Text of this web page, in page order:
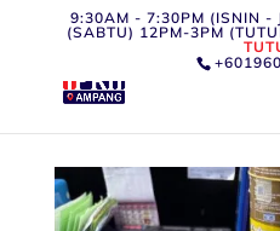
9:30AM - 7:30PM (ISNIN -
(SABTU) 12PM-3PM